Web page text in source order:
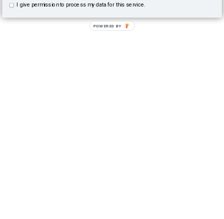
I give permission to process my data for this service.
POWERED BY